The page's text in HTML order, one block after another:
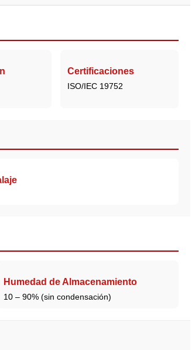
Certificaciones
ISO/IEC 19752
Humedad de Almacenamiento
10 – 90% (sin condensación)